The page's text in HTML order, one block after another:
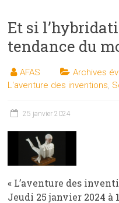
Et si
tendance du
AFAS Archives
L'aventure des inventions,
25 janvier 2024
« L’aventure des
Jeudi 25 janvier 2024 à